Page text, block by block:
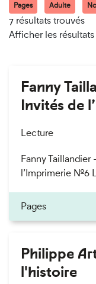
Pages Adulte
7 résultats trouvés
Afficher les résultats
Fanny
Invités de
Lecture
Fanny Taillandier
l’Imprimerie n°6
Pages
Philippe
l'histoire